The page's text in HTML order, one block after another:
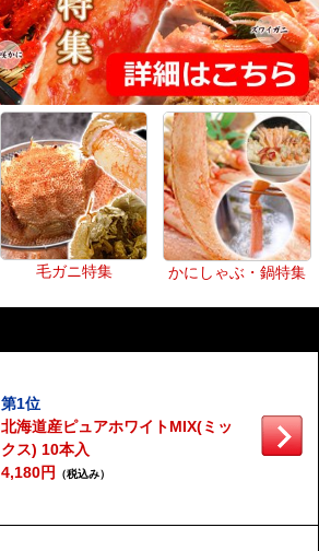
毛ガニ特集 かにしゃぶ・鍋特集
第1位
北海道産ピュアホワイトMIX(ミッ
クス) 10本入
4,180円
（税込み）